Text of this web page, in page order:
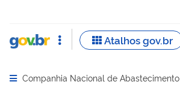
Abrir menu principal de navegação
Companhia Nacional de Abastecimento